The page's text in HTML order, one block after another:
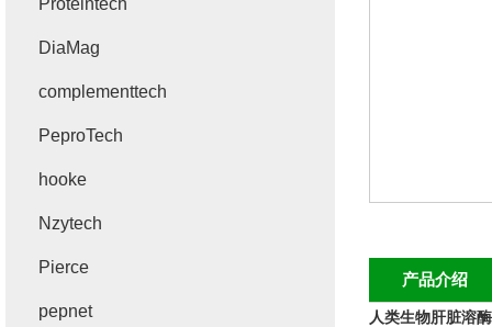
产品介绍
人类生物肝脏溶
Proteintech
DiaMag
complementtech
PeproTech
hooke
Nzytech
Pierce
pepnet